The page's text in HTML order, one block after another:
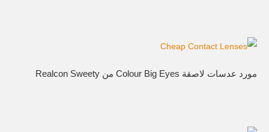
مورد عدسات لاصقة Colour Big Eyes من Realcon Sweety